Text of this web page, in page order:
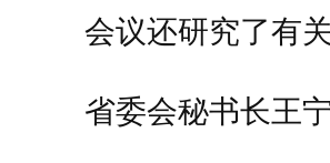
会议还研究了有关
省委会秘书长王宁